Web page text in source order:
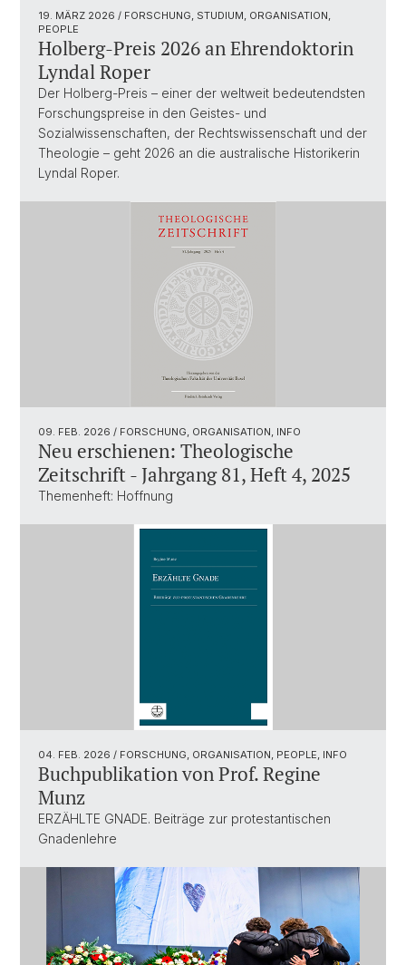
19. MÄRZ 2026 / FORSCHUNG, STUDIUM, ORGANISATION,
PEOPLE
Holberg-Preis 2026 an Ehrendoktorin
Lyndal Roper
Der Holberg-Preis – einer der weltweit bedeutendsten
Forschungspreise in den Geistes- und
Sozialwissenschaften, der Rechtswissenschaft und der
Theologie – geht 2026 an die australische Historikerin
Lyndal Roper.
09. FEB. 2026 / FORSCHUNG, ORGANISATION, INFO
Neu erschienen: Theologische
Zeitschrift - Jahrgang 81, Heft 4, 2025
Themenheft: Hoffnung
04. FEB. 2026 / FORSCHUNG, ORGANISATION, PEOPLE, INFO
Buchpublikation von Prof. Regine
Munz
ERZÄHLTE GNADE. Beiträge zur protestantischen
Gnadenlehre